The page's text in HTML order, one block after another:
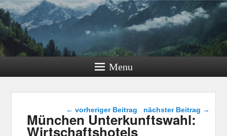
Menu
Beitragsnavigation
← vorheriger Beitrag nächster Beitrag →
München Unterkunftswahl:
Wirtschaftshotels